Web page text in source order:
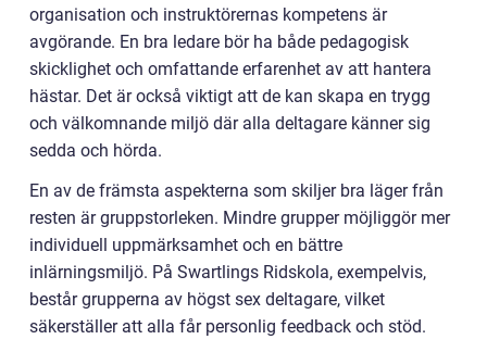
organisation och instruktörernas kompetens är
avgörande. En bra ledare bör ha både pedagogisk
skicklighet och omfattande erfarenhet av att hantera
hästar. Det är också viktigt att de kan skapa en trygg
och välkomnande miljö där alla deltagare känner sig
sedda och hörda.
En av de främsta aspekterna som skiljer bra läger från
resten är gruppstorleken. Mindre grupper möjliggör mer
individuell uppmärksamhet och en bättre
inlärningsmiljö. På Swartlings Ridskola, exempelvis,
består grupperna av högst sex deltagare, vilket
säkerställer att alla får personlig feedback och stöd.